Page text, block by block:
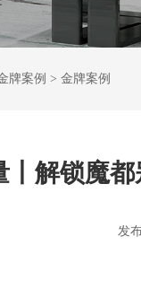
牌案例 > 金牌案例
丨解锁魔
发布